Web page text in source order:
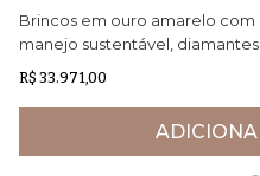
Brincos em ouro amarelo
manejo sustentável,
Sea Golden
R$ 33.971,00